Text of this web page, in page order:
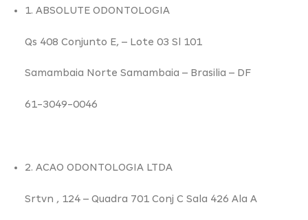
1. ABSOLUTE ODONTOLOGIA
Qs 408 Conjunto E, – Lote 03 Sl 101
Samambaia Norte Samambaia – Brasilia – DF
61-3049-0046
2. ACAO ODONTOLOGIA LTDA
Srtvn , 124 – Quadra 701 Conj C Sala 426 Ala A